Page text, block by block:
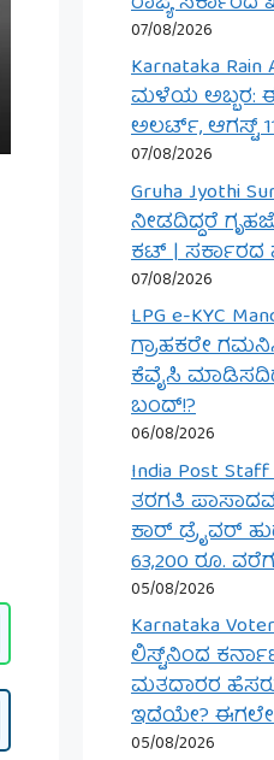
07/08/2026
Karnataka
ಮಳೆಯ ಅಬ್ಬರ:
ಅಲರ್ಟ್, ಆಗಸ್ಟ್
07/08/2026
Gruha Jyothi
ನೀಡದಿದ್ದರೆ
ಕಟ್ | ಸರ್ಕಾರದ
07/08/2026
LPG e-KYC
ಗ್ರಾಹಕರೇ
ಕೆವೈಸಿ
ಬಂದ್!?
06/08/2026
India Post
ತರಗತಿ
ಕಾರ್ ಡ್ರೈವರ್
63,200 ರೂ.
05/08/2026
Karnataka
ಲಿಸ್ಟ್‌ನಿಂದ
ಮತದಾರರ
ಇದೆಯೇ?
05/08/2026